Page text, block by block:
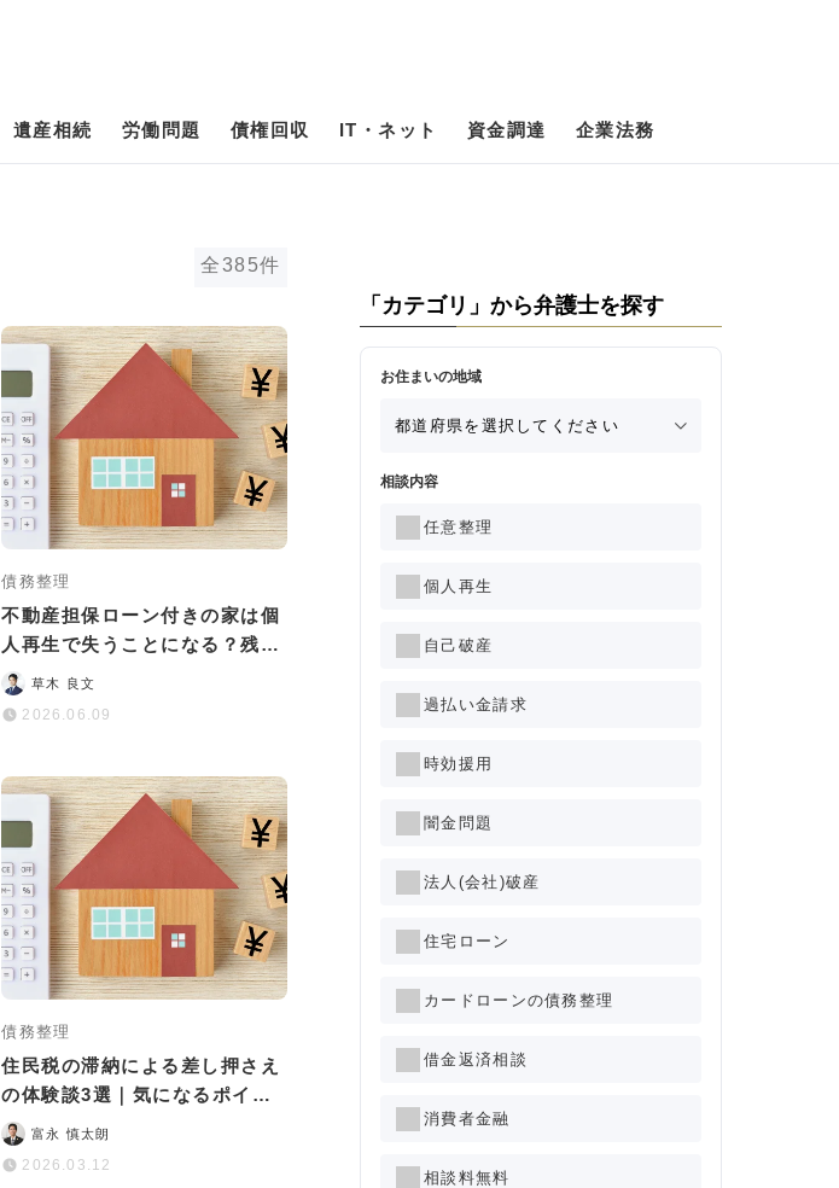
遺産相続 労働問題 債権回収 IT・ネット 資金調達 企業法務
全385件
債務整理
不動産担保ローン付きの家は個
人再生で失うことになる？残す
ための選択肢は？
草木 良文
2026.06.09
債務整理
住民税の滞納による差し押さえ
の体験談3選｜気になるポイン
トや差し押さえの流れなど
富永 慎太朗
2026.03.12
「カテゴリ」から弁護士を探す
お住まいの地域
相談内容
任意整理
個人再生
自己破産
過払い金請求
時効援用
闇金問題
法人(会社)破産
住宅ローン
カードローンの債務整理
借金返済相談
消費者金融
相談料無料